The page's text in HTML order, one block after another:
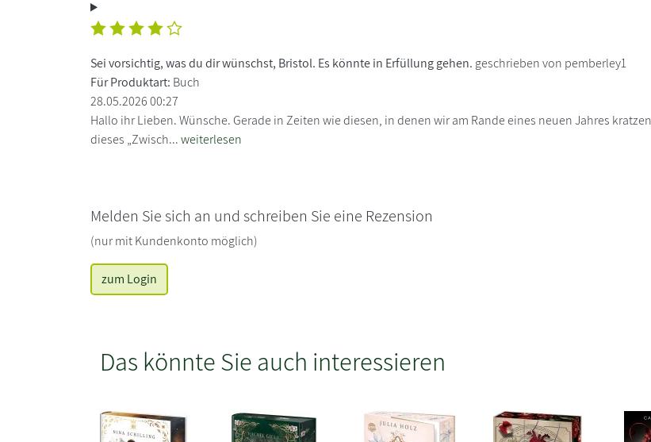
Sei vorsichtig, was du dir wünschst, Bristol. Es könnte in Erfüllung gehen. geschrieben von pemberley1
Für Produktart: Buch
28.05.2026 00:27
Hallo ihr Lieben. Wünsche. Gerade in Zeiten wie diesen, in denen wir am Rande eines neuen Jahres
dieses „Zwisch...weiterlesen
Melden Sie sich an und schreiben Sie eine Rezension
(nur mit Kundenkonto möglich)
zum Login
Das könnte Sie auch interessieren